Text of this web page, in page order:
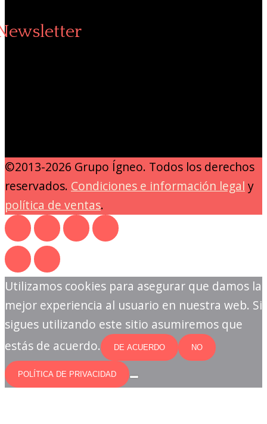
©2013-2026 Grupo Ígneo. Todos los derechos
reservados. Condiciones e información legal y
política de ventas.
Utilizamos cookies para asegurar que damos la
mejor experiencia al usuario en nuestra web. Si
sigues utilizando este sitio asumiremos que
estás de acuerdo.
DE ACUERDO NO
POLÍTICA DE PRIVACIDAD